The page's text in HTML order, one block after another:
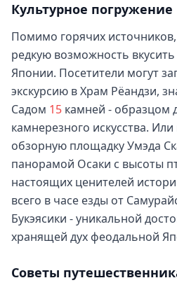
Культурное погружение
Помимо горячих источников,
редкую возможность
Японии. Посетители могут
экскурсию в Храм Рёандзи,
Садом 15 камней - образцом
камнерезного искусства.
обзорную площадку Умэда
панорамой Осаки с высоты
настоящих ценителей
всего в часе езды от
Букэясики - уникальной
хранящей дух феодальной
Советы